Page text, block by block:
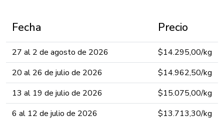
Fecha​​​​​​​​​​​​​​​ ​​Precio​​​​​
27 al 2 de agosto de 202​6​​​​​​​
$14.295,00​​​/kg​​
20 al 26 de julio de 202​6​​​​​​​
$14.962,50​​​/kg​​
13 al 19 de julio de 202​6​​​​​​​
$15.075,00​​​/kg​​
6 al 12 de julio de 202​6​​​​​​​
$13.713,30​​​/kg​​